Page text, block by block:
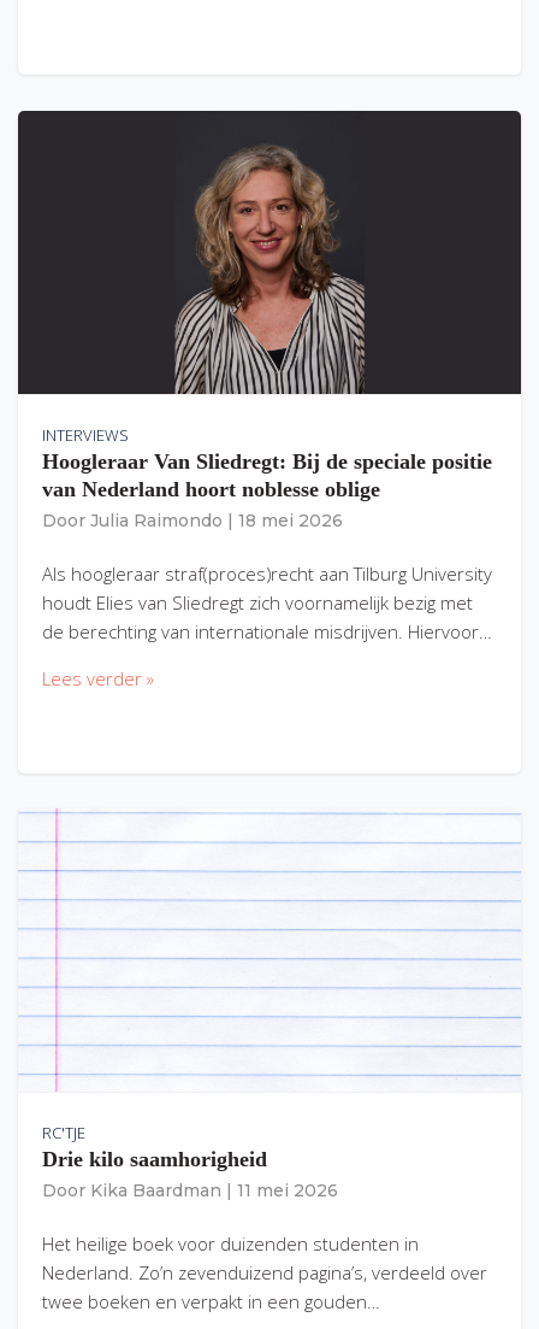
INTERVIEWS
Hoogleraar Van Sliedregt: Bij de speciale positie
van Nederland hoort noblesse oblige
Door Julia Raimondo 18 mei 2026
Als hoogleraar straf(proces)recht aan Tilburg University
houdt Elies van Sliedregt zich voornamelijk bezig met
de berechting van internationale misdrijven. Hiervoor…
Lees verder »
RC'TJE
Drie kilo saamhorigheid
Door Kika Baardman 11 mei 2026
Het heilige boek voor duizenden studenten in
Nederland. Zo’n zevenduizend pagina’s, verdeeld over
twee boeken en verpakt in een gouden…